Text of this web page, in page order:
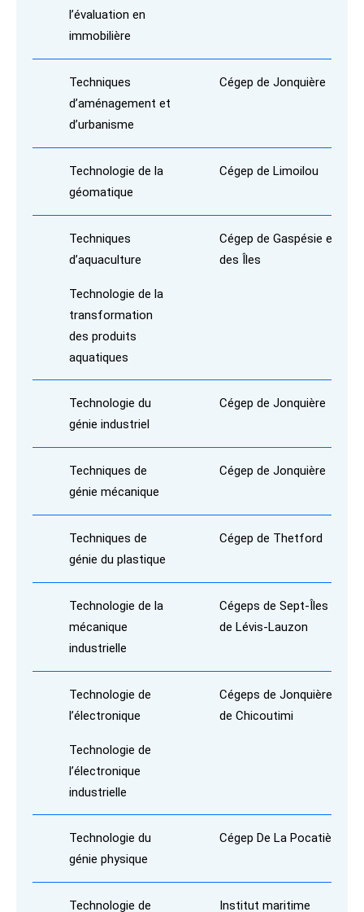
l’évaluation en
immobilière
Techniques
d’aménagement et
d’urbanisme
Cégep de Jonquière
Technologie de la
géomatique
Cégep de Limoilou
Techniques
d’aquaculture
Technologie de la
transformation
des produits
aquatiques
Cégep de Gaspésie et
des Îles
Technologie du
génie industriel
Cégep de Jonquière
Techniques de
génie mécanique
Cégep de Jonquière
Techniques de
génie du plastique
Cégep de Thetford
Technologie de la
mécanique
industrielle
Cégeps de Sept-Îles et
de Lévis-Lauzon
Technologie de
l’électronique
Technologie de
l’électronique
industrielle
Cégeps de Jonquière et
de Chicoutimi
Technologie du
génie physique
Cégep De La Pocatière
Technologie de Institut maritime